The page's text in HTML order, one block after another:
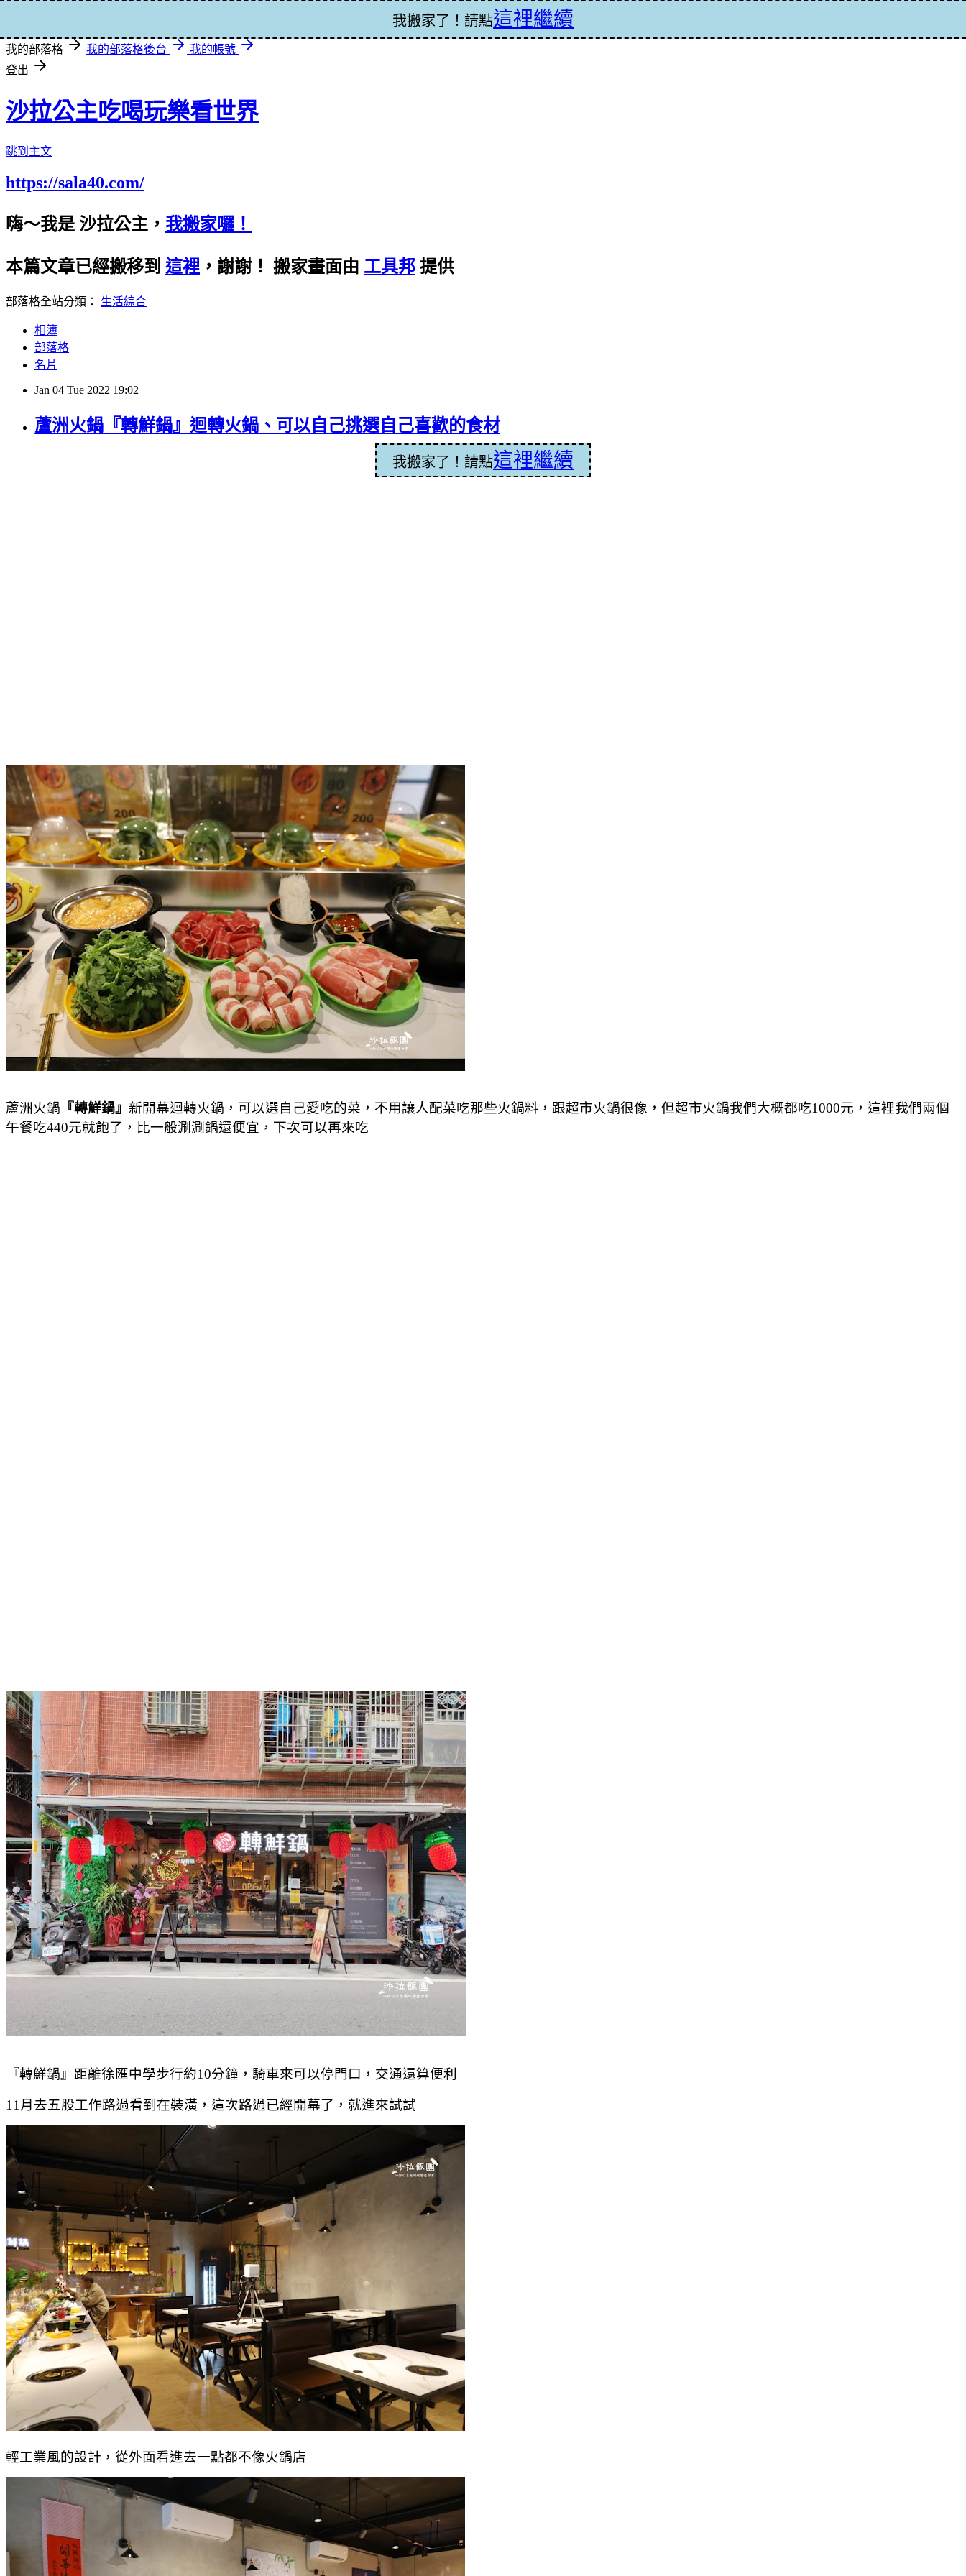
我的部落格 我的部落格後台
我的帳號
登出
沙拉公主吃喝玩樂看世界
跳到主文
https://sala40.com/
嗨～我是 沙拉公主， 我搬家囉！
本篇文章已經搬移到 這裡 ，謝謝！ 搬家畫面由 工具邦 提供
部落格全站分類： 生活綜合
相簿
部落格
名片
Jan 04 Tue 2022 19:02
蘆洲火鍋『轉鮮鍋』迴轉火鍋、可以自己挑選自己喜歡的食材
我搬家了！請點這裡繼續
我搬家了！請點這裡繼續
蘆洲火鍋 『轉鮮鍋』 新開幕迴轉火鍋，可以選自己愛吃的菜，不用讓人配菜吃那些火鍋料，跟超市火鍋很像，但超市火鍋我們大概都吃1000元，這裡我們兩個
午餐吃440元就飽了，比一般涮涮鍋還便宜，下次可以再來吃
『轉鮮鍋』距離徐匯中學步行約10分鐘，騎車來可以停門口，交通還算便利
11月去五股工作路過看到在裝潢，這次路過已經開幕了，就進來試試
輕工業風的設計，從外面看進去一點都不像火鍋店